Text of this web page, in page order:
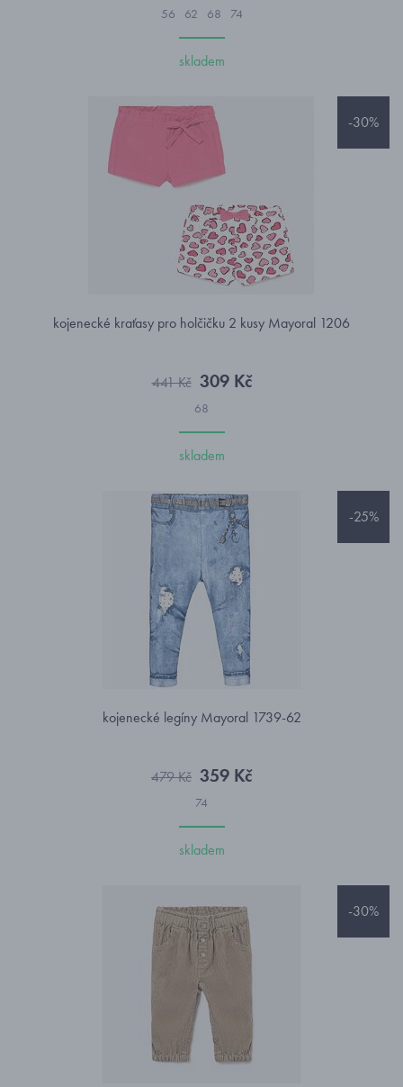
56 62 68 74
skladem
-30%
kojenecké kraťasy pro holčičku 2 kusy Mayoral 1206
441 Kč 309 Kč
68
skladem
-25%
kojenecké legíny Mayoral 1739-62
479 Kč 359 Kč
74
skladem
-30%